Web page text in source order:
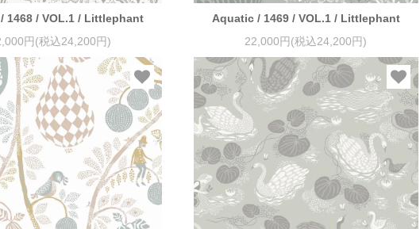
1468 / VOL.1 / Littlephant
円(税込24,200円)
Aquatic / 1469 / VOL.1 / Littlephant
22,000円(税込24,200円)